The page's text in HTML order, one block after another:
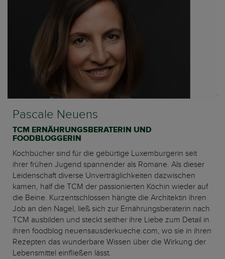
Pascale Neuens
TCM ERNÄHRUNGSBERATERIN UND
FOODBLOGGERIN
Kochbücher sind für die gebürtige Luxemburgerin seit
ihrer frühen Jugend spannender als Romane. Als dieser
Leidenschaft diverse Unverträglichkeiten dazwischen
kamen, half die TCM der passionierten Köchin wieder auf
die Beine. Kurzentschlossen hängte die Architektin ihren
Job an den Nagel, ließ sich zur Ernährungsberaterin nach
TCM ausbilden und steckt seither ihre Liebe zum Detail in
ihren foodblog neuensausderkueche.com, wo sie in ihren
Rezepten das wunderbare Wissen über die Wirkung der
Lebensmittel einfließen lässt.